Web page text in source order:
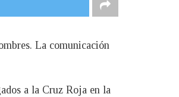
La comunicación
a la Cruz Roja en la